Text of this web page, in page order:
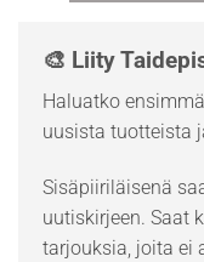
🎨 Liity
Haluatko
uusista tuotteista
Sisäpiiriläisenä
uutiskirjeen. Saat
tarjouksia, joita ei